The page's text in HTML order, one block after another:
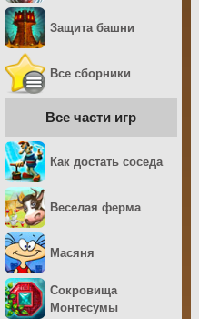
Защита башни
Все сборники
Все части игр
Как достать соседа
Веселая ферма
Масяня
Сокровища
Монтесумы